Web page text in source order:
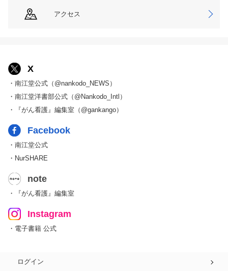
アクセス
X
・南江堂公式（@nankodo_NEWS）
・南江堂洋書部公式（@Nankodo_Intl）
・『がん看護』編集室（@gankango）
Facebook
・南江堂公式
・NurSHARE
note
・『がん看護』編集室
Instagram
・電子書籍 公式
ログイン